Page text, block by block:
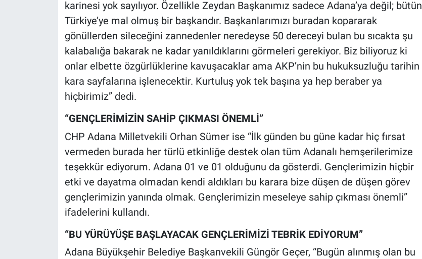
karinesi yok sayılıyor. Özellikle Zeydan Başkanımız sadece Adana’ya değil; bütün
Türkiye’ye mal olmuş bir başkandır. Başkanlarımızı buradan kopararak
gönüllerden sileceğini zannedenler neredeyse 50 dereceyi bulan bu sıcakta şu
kalabalığa bakarak ne kadar yanıldıklarını görmeleri gerekiyor. Biz biliyoruz ki
onlar elbette özgürlüklerine kavuşacaklar ama AKP’nin bu hukuksuzluğu tarihin
kara sayfalarına işlenecektir. Kurtuluş yok tek başına ya hep beraber ya
hiçbirimiz” dedi.
“GENÇLERİMİZİN SAHİP ÇIKMASI ÖNEMLİ”
CHP Adana Milletvekili Orhan Sümer ise “İlk günden bu güne kadar hiç fırsat
vermeden burada her türlü etkinliğe destek olan tüm Adanalı hemşerilerimize
teşekkür ediyorum. Adana 01 ve 01 olduğunu da gösterdi. Gençlerimizin hiçbir
etki ve dayatma olmadan kendi aldıkları bu karara bize düşen de düşen görev
gençlerimizin yanında olmak. Gençlerimizin meseleye sahip çıkması önemli”
ifadelerini kullandı.
“BU YÜRÜYÜŞE BAŞLAYACAK GENÇLERİMİZİ TEBRİK EDİYORUM”
Adana Büyükşehir Belediye Başkanvekili Güngör Geçer, “Bugün alınmış olan bu
Canlı Yayın